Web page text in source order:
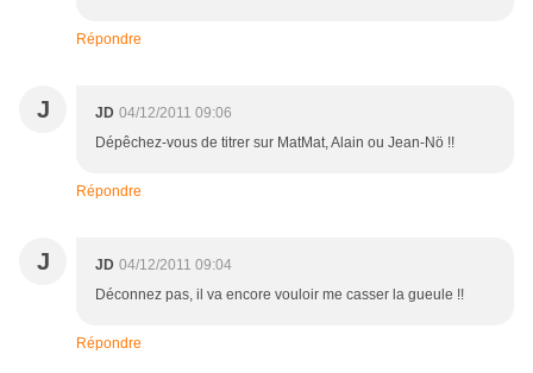
Répondre
J JD 04/12/2011 09:06
Dépêchez-vous de titrer sur MatMat, Alain ou Jean-Nö !!
Répondre
J JD 04/12/2011 09:04
Déconnez pas, il va encore vouloir me casser la gueule !!
Répondre